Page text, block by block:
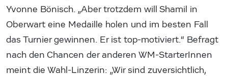
Yvonne Bönisch. „Aber trotzdem will Shamil in
Oberwart eine Medaille holen und im besten Fall
das Turnier gewinnen. Er ist top-motiviert.“ Befragt
nach den Chancen der anderen WM-StarterInnen
meint die Wahl-Linzerin: „Wir sind zuversichtlich,